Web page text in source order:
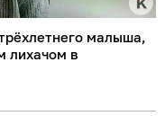
малыша,
лихачом в